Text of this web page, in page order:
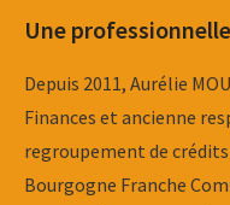
Une
Depuis 2011, Aurélie
Finances et ancienne
regroupement de
Bourgogne Franche